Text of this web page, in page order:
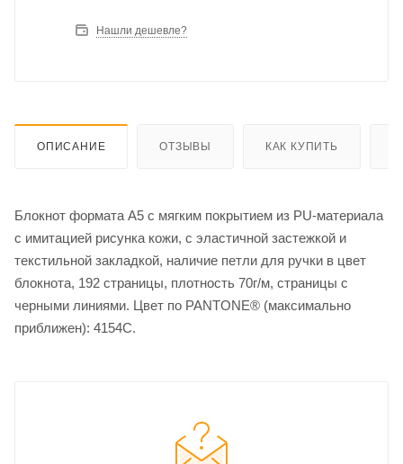
Нашли дешевле?
ОПИСАНИЕ ОТЗЫВЫ КАК КУПИТЬ
Блокнот формата А5 с мягким покрытием из PU-материала
с имитацией рисунка кожи, с эластичной застежкой и
текстильной закладкой, наличие петли для ручки в цвет
блокнота, 192 страницы, плотность 70г/м, страницы с
черными линиями. Цвет по PANTONE® (максимально
приближен): 4154C.